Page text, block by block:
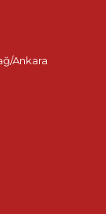
Ankara